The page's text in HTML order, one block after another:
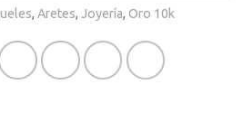
, Aretes, Joyería, Oro 10k